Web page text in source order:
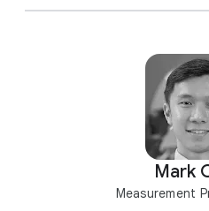
Mark
Measurement